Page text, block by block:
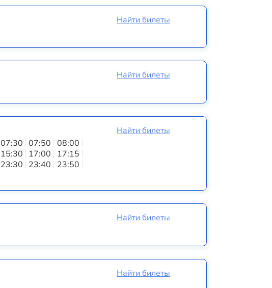
Найти билеты
Найти билеты
07:30 07:50 08:00
15:30 17:00
17:15
23:30 23:40
23:50
Найти билеты
Найти билеты
Найти билеты